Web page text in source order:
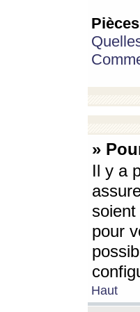
»
Il y a
pour
Haut